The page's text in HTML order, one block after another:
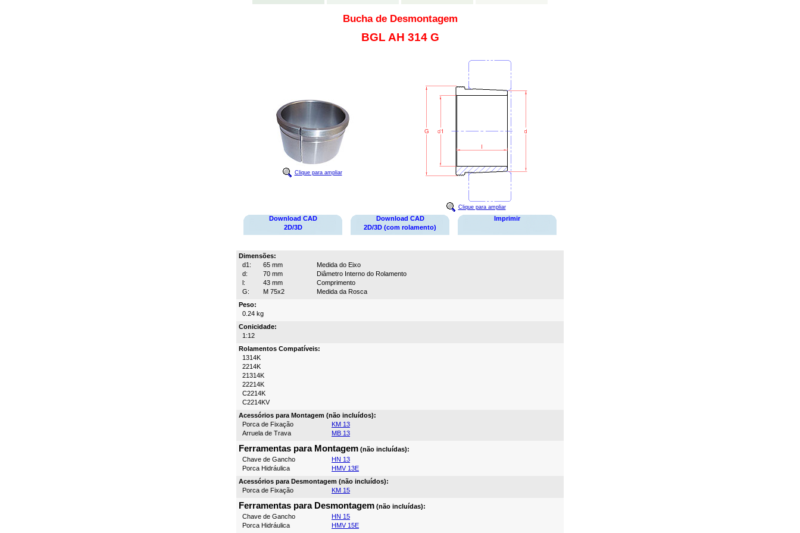
Bucha de Desmontagem
BGL AH 314 G
Clique para ampliar
Clique para ampliar
Download CAD
2D/3D
Download CAD
2D/3D (com rolamento)
Imprimir
Dimensões:
d1:
65 mm
Medida do Eixo
d:
70 mm
Diâmetro Interno do Rolamento
l:
43 mm
Comprimento
G:
M 75x2
Medida da Rosca
Peso:
0.24 kg
Conicidade:
1:12
Rolamentos Compatíveis:
1314K
2214K
21314K
22214K
C2214K
C2214KV
Acessórios para Montagem (não incluídos):
Porca de Fixação
KM 13
Arruela de Trava
MB 13
Ferramentas para Montagem (não incluídas):
Chave de Gancho
HN 13
Porca Hidráulica
HMV 13E
Acessórios para Desmontagem (não incluídos):
Porca de Fixação
KM 15
Ferramentas para Desmontagem (não incluídas):
Chave de Gancho
HN 15
Porca Hidráulica
HMV 15E